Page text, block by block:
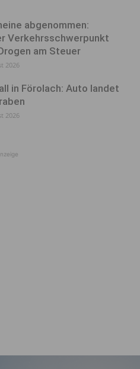
abgenommen:
Verkehrsschwerpunkt
am Steuer
2026
in Förolach: Auto landet
2026